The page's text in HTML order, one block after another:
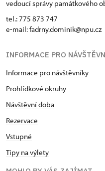
vedoucí správy památkového
tel.: 775 873 747
e-mail: fadrny.dominik@npu.cz
INFORMACE PRO
Informace pro návštěvníky
Prohlídkové okruhy
Návštěvní doba
Rezervace
Vstupné
Tipy na výlety